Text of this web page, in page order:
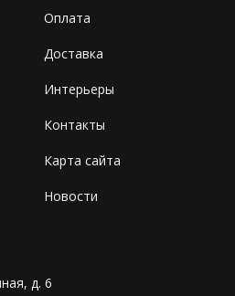
Оплата
Доставка
Интерьеры
Контакты
Карта сайта
Новости
д. 6